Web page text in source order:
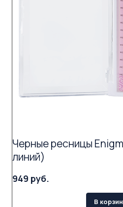
Черные ресницы
линий)
949 руб.
В